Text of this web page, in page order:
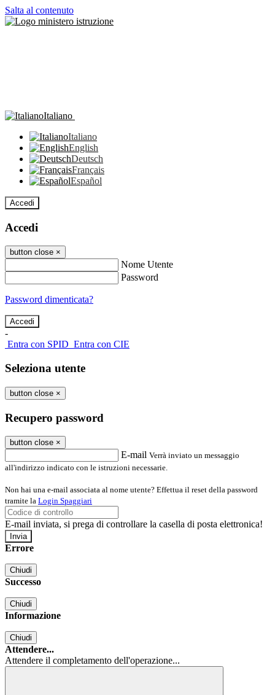
Salta al contenuto
Italiano
Italiano
English
Deutsch
Français
Español
Accedi
Accedi
button close ×
Nome Utente
Password
Password dimenticata?
-
Entra con SPID Entra con CIE
Seleziona utente
button close ×
Recupero password
button close ×
E-mail Verrà inviato un messaggio
all'indirizzo indicato con le istruzioni necessarie.
Non hai una e-mail associata al nome utente? Effettua il reset della password
tramite la Login Spaggiari
E-mail inviata, si prega di controllare la casella di posta elettronica!
Errore
Chiudi
Successo
Chiudi
Informazione
Chiudi
Attendere...
Attendere il completamento dell'operazione...